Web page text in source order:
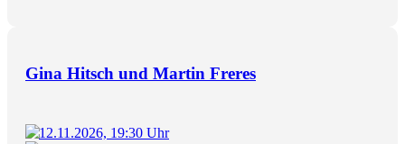
Gina Hitsch und Martin Freres
12.11.2026, 19:30 Uhr